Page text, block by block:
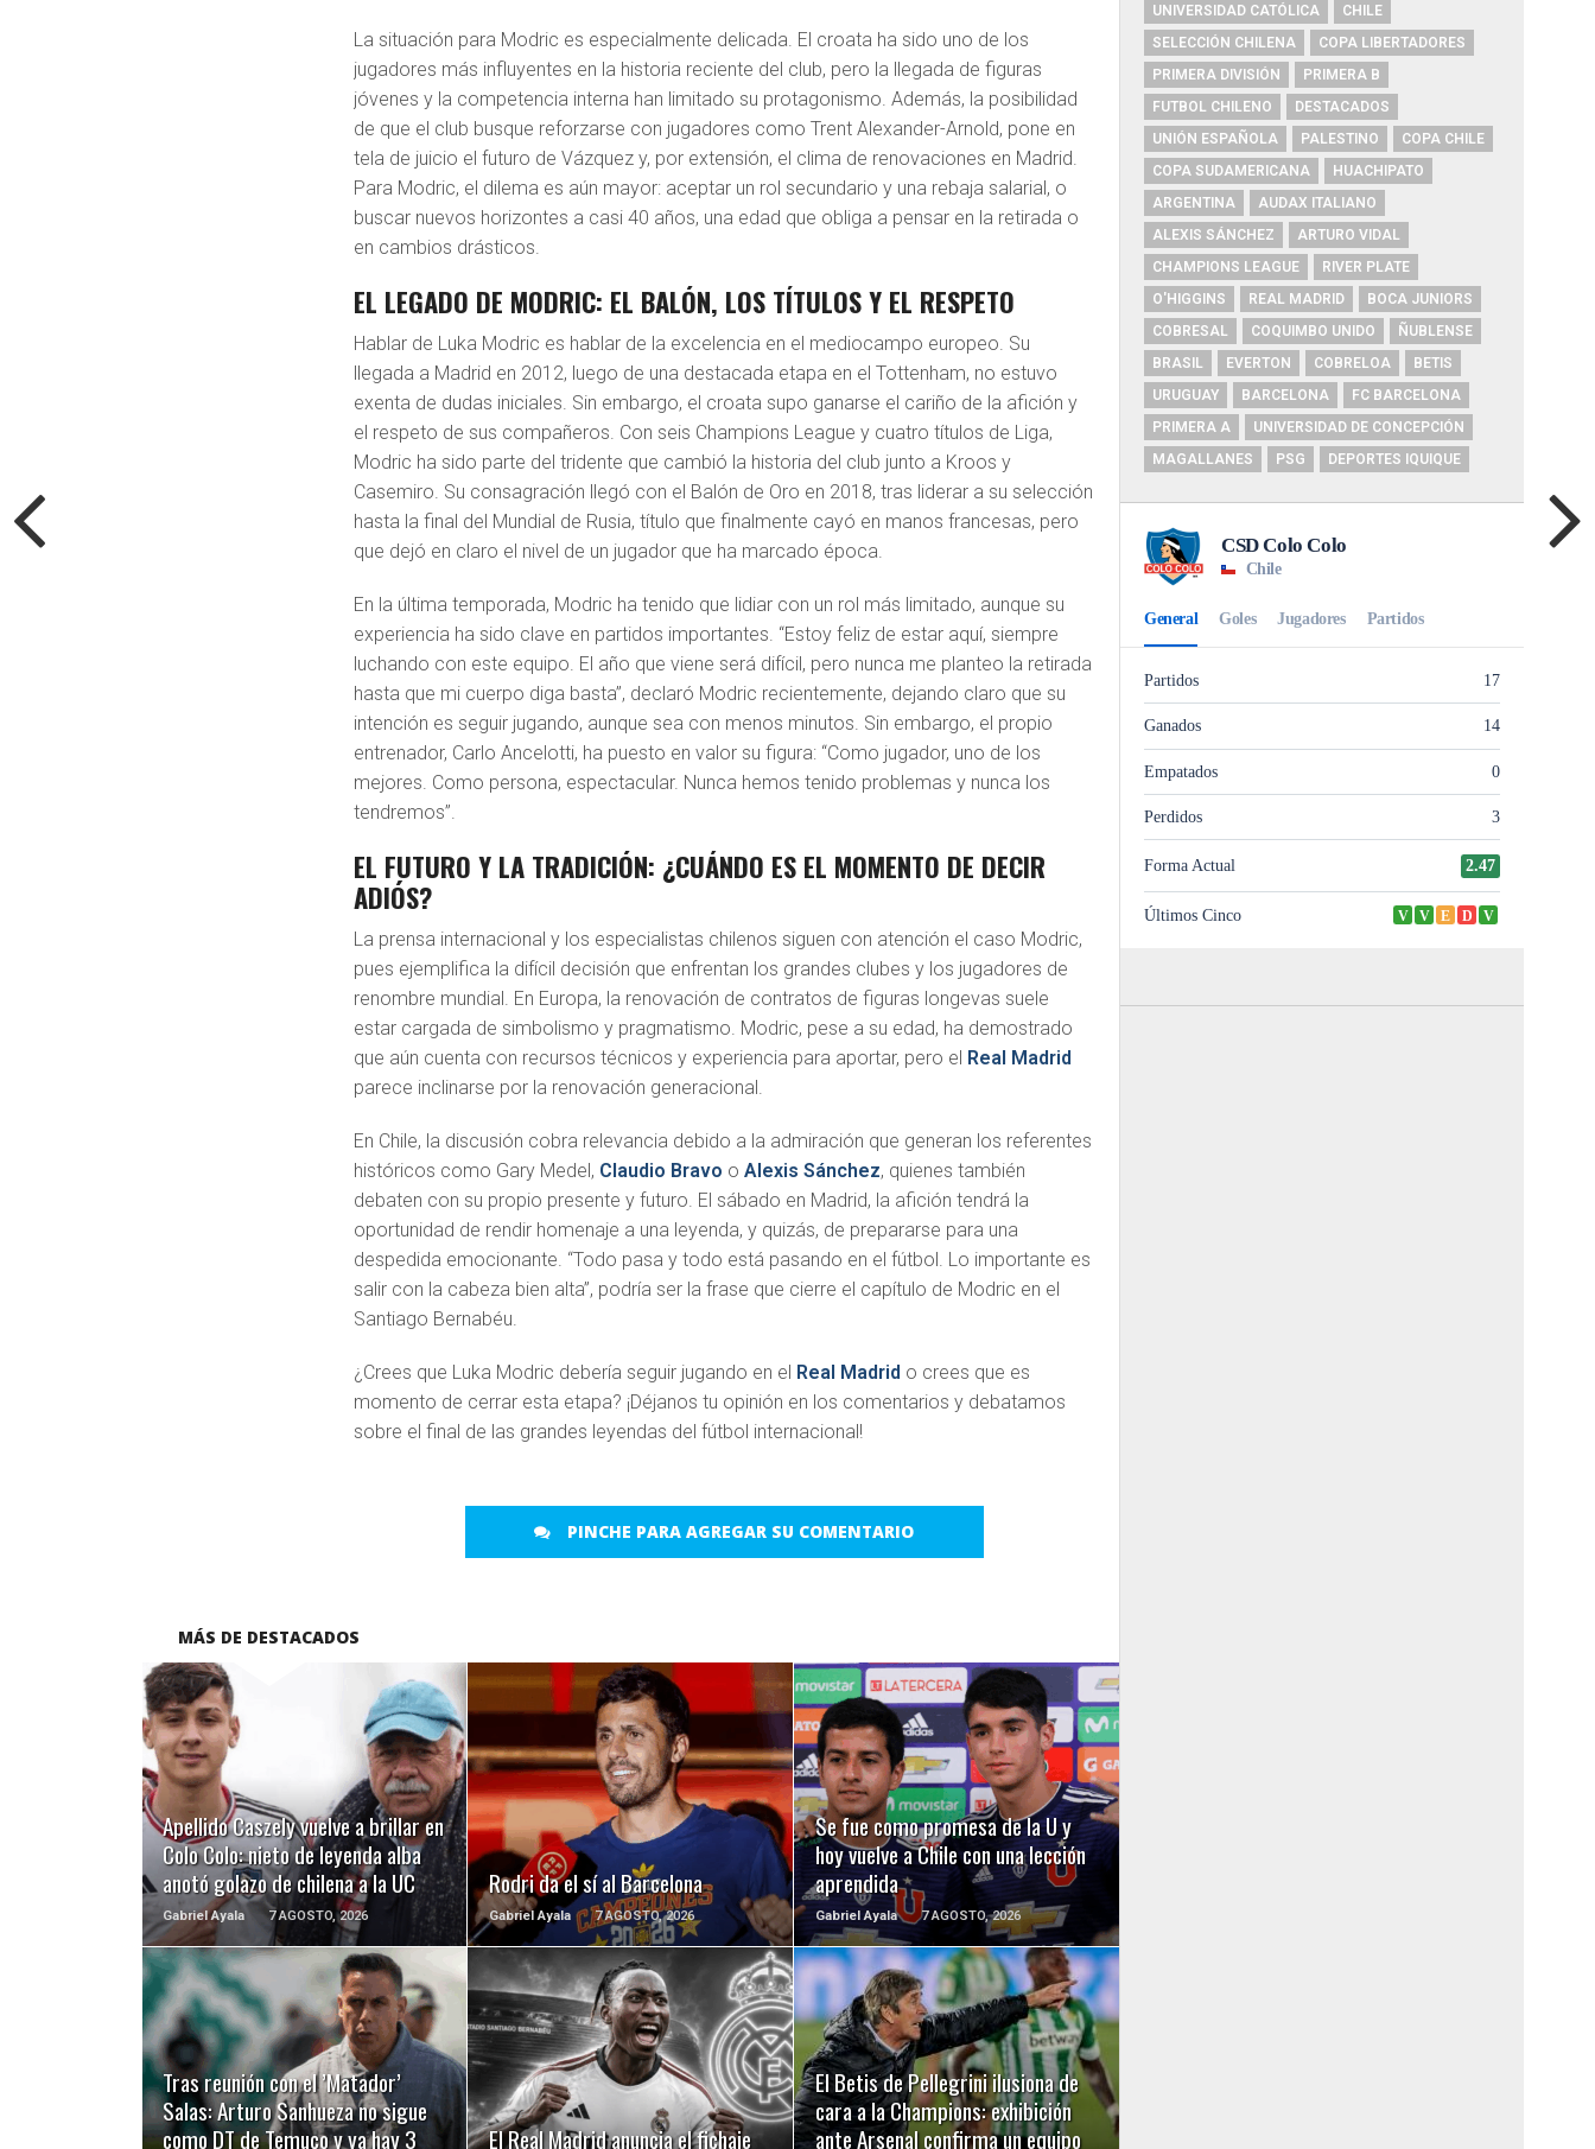
La situación para Modric es especialmente delicada. El croata ha sido uno de los
jugadores más influyentes en la historia reciente del club, pero la llegada de figuras
jóvenes y la competencia interna han limitado su protagonismo. Además, la posibilidad
de que el club busque reforzarse con jugadores como Trent Alexander-Arnold, pone en
tela de juicio el futuro de Vázquez y, por extensión, el clima de renovaciones en Madrid.
Para Modric, el dilema es aún mayor: aceptar un rol secundario y una rebaja salarial, o
buscar nuevos horizontes a casi 40 años, una edad que obliga a pensar en la retirada o
en cambios drásticos.
EL LEGADO DE MODRIC: EL BALÓN, LOS TÍTULOS Y EL RESPETO
Hablar de Luka Modric es hablar de la excelencia en el mediocampo europeo. Su
llegada a Madrid en 2012, luego de una destacada etapa en el Tottenham, no estuvo
exenta de dudas iniciales. Sin embargo, el croata supo ganarse el cariño de la afición y
el respeto de sus compañeros. Con seis Champions League y cuatro títulos de Liga,
Modric ha sido parte del tridente que cambió la historia del club junto a Kroos y
Casemiro. Su consagración llegó con el Balón de Oro en 2018, tras liderar a su selección
hasta la final del Mundial de Rusia, título que finalmente cayó en manos francesas, pero
que dejó en claro el nivel de un jugador que ha marcado época.
En la última temporada, Modric ha tenido que lidiar con un rol más limitado, aunque su
experiencia ha sido clave en partidos importantes. “Estoy feliz de estar aquí, siempre
luchando con este equipo. El año que viene será difícil, pero nunca me planteo la retirada
hasta que mi cuerpo diga basta”, declaró Modric recientemente, dejando claro que su
intención es seguir jugando, aunque sea con menos minutos. Sin embargo, el propio
entrenador, Carlo Ancelotti, ha puesto en valor su figura: “Como jugador, uno de los
mejores. Como persona, espectacular. Nunca hemos tenido problemas y nunca los
tendremos”.
EL FUTURO Y LA TRADICIÓN: ¿CUÁNDO ES EL MOMENTO DE DECIR
ADIÓS?
La prensa internacional y los especialistas chilenos siguen con atención el caso Modric,
pues ejemplifica la difícil decisión que enfrentan los grandes clubes y los jugadores de
renombre mundial. En Europa, la renovación de contratos de figuras longevas suele
estar cargada de simbolismo y pragmatismo. Modric, pese a su edad, ha demostrado
que aún cuenta con recursos técnicos y experiencia para aportar, pero el Real Madrid
parece inclinarse por la renovación generacional.
En Chile, la discusión cobra relevancia debido a la admiración que generan los referentes
históricos como Gary Medel, Claudio Bravo oAlexis Sánchez, quienes también
debaten con su propio presente y futuro. El sábado en Madrid, la afición tendrá la
oportunidad de rendir homenaje a una leyenda, y quizás, de prepararse para una
despedida emocionante. “Todo pasa y todo está pasando en el fútbol. Lo importante es
salir con la cabeza bien alta”, podría ser la frase que cierre el capítulo de Modric en el
Santiago Bernabéu.
¿Crees que Luka Modric debería seguir jugando en el Real Madrid o crees que es
momento de cerrar esta etapa? ¡Déjanos tu opinión en los comentarios y debatamos
sobre el final de las grandes leyendas del fútbol internacional!
PINCHE PARA AGREGAR SU COMENTARIO
MÁS DE DESTACADOS
Apellido Caszely vuelve a brillar en
Colo Colo: nieto de leyenda alba
anotó golazo de chilena a la UC
Gabriel Ayala 7 AGOSTO, 2026
LEER MÁS
Rodri da el sí al Barcelona
Gabriel Ayala 7 AGOSTO, 2026
LEER MÁS
Se fue como promesa de la U y
hoy vuelve a Chile con una lección
aprendida
Gabriel Ayala 7 AGOSTO, 2026
LEER MÁS
Tras reunión con el ’Matador’
Salas: Arturo Sanhueza no sigue
como DT de Temuco y ya hay 3
LEER MÁS
El Real Madrid anuncia el fichaje
LEER MÁS
El Betis de Pellegrini ilusiona de
cara a la Champions: exhibición
ante Arsenal confirma un equipo
LEER MÁS
UNIVERSIDAD CATÓLICA
CHILE
SELECCIÓN CHILENA
COPA LIBERTADORES
PRIMERA DIVISIÓN
PRIMERA B
FUTBOL CHILENO
DESTACADOS
UNIÓN ESPAÑOLA
PALESTINO
COPA CHILE
COPA SUDAMERICANA
HUACHIPATO
ARGENTINA
AUDAX ITALIANO
ALEXIS SÁNCHEZ
ARTURO VIDAL
CHAMPIONS LEAGUE
RIVER PLATE
O'HIGGINS
REAL MADRID
BOCA JUNIORS
COBRESAL
COQUIMBO UNIDO
ÑUBLENSE
BRASIL
EVERTON COBRELOA
BETIS
URUGUAY
BARCELONA
FC BARCELONA
PRIMERA A
UNIVERSIDAD DE CONCEPCIÓN
MAGALLANES
PSG DEPORTES IQUIQUE